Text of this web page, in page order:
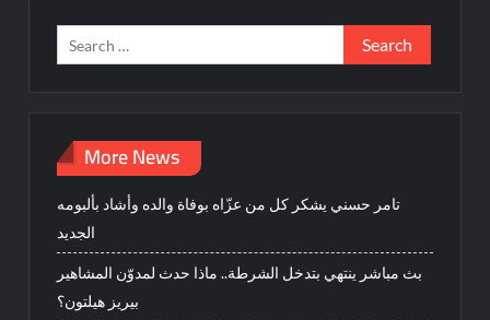
Search
for:
More News
تامر حسني يشكر كل من عزّاه بوفاة والده وأشاد بألبومه
الجديد
بث مباشر ينتهي بتدخل الشرطة.. ماذا حدث لمدوّن المشاهير
بيريز هيلتون؟